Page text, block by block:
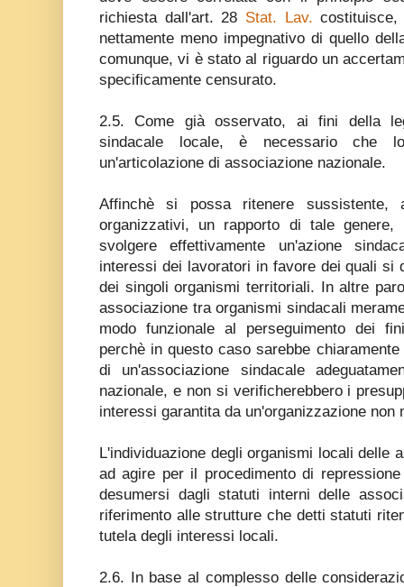
richiesta dall'art. 28 Stat. Lav.
nettamente meno impegnativo di quello
comunque, vi è stato al riguardo un
specificamente censurato.
2.5. Come già osservato, ai fini della
sindacale locale, è necessario che
un'articolazione di associazione nazionale.
Affinchè si possa ritenere
organizzativi, un rapporto di tale genere,
svolgere effettivamente un'azione
interessi dei lavoratori in favore dei quali si
dei singoli organismi territoriali. In altre
associazione tra organismi sindacali
modo funzionale al perseguimento dei
perchè in questo caso sarebbe
di un'associazione sindacale
nazionale, e non si verificherebbero i
interessi garantita da un'organizzazione non
L'individuazione degli organismi locali delle
ad agire per il procedimento di
desumersi dagli statuti interni delle
riferimento alle strutture che detti statuti
tutela degli interessi locali.
2.6. In base al complesso delle